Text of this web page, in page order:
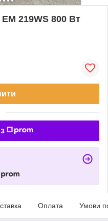
219WS 800 Вт
Оплата Умови